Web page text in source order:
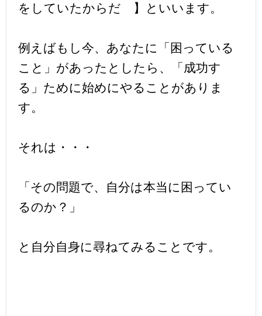
をしていたからだ 】といいます。
例えばもし今、あなたに「困っている
こと」があったとしたら、「成功す
る」ために始めにやることがありま
す。
それは・・・
「その問題で、自分は本当に困ってい
るのか？」
と自分自身に尋ねてみることです。